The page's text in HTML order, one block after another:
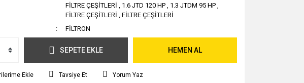
FİLTRE ÇEŞİTLERİ , 1.6 JTD 120 HP , 1.3 JTDM 95 HP ,
FİLTRE ÇEŞİTLERİ , FİLTRE ÇEŞİTLERİ
FİLTRON
SEPETE EKLE HEMEN AL
Tavsiye Et Yorum Yaz